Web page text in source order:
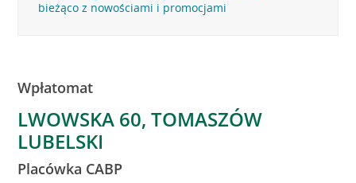
bieżąco z nowościami i promocjami
Wpłatomat
LWOWSKA 60, TOMASZÓW
LUBELSKI
Placówka CABP